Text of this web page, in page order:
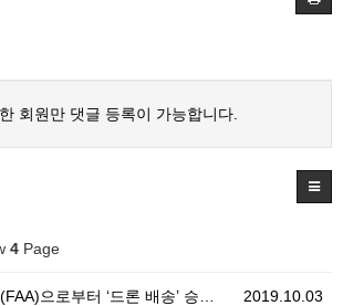
회원만 댓글 등록이 가능합니다.
4 Page
2019.10.03
으로부터 ‘드론 배송’ 승…